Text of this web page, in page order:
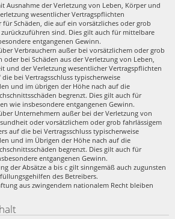
Ausnahme der Verletzung von Leben, Körper und
wesentlicher Vertragspflichten
Schäden, die auf ein vorsätzliches oder grob
sind. Dies gilt auch für mittelbare
entgangenen Gewinn.
Verbrauchern außer bei vorsätzlichem oder grob
oder bei Schäden aus der Verletzung von Leben,
und der Verletzung wesentlicher Vertragspflichten
bei Vertragsschluss typischerweise
und im übrigen der Höhe nach auf die
begrenzt. Dies gilt auch für
wie insbesondere entgangenen Gewinn.
Unternehmern außer bei der Verletzung von
oder vorsätzlichem oder grob fahrlässigem
auf die bei Vertragsschluss typischerweise
und im Übrigen der Höhe nach auf die
begrenzt. Dies gilt auch für
entgangenen Gewinn.
der Absätze a bis c gilt sinngemäß auch zugunsten
des Betreibers.
aus zwingendem nationalem Recht bleiben